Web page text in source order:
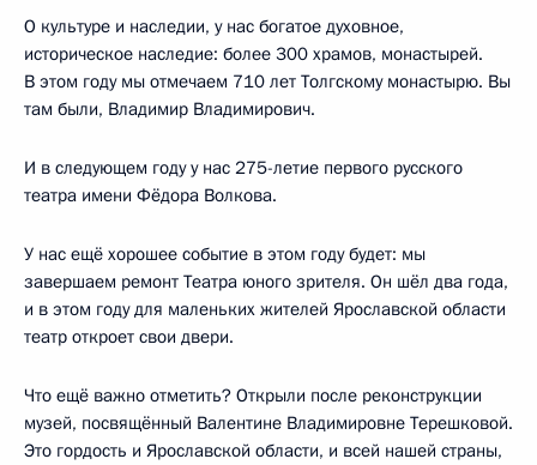
О культуре и наследии, у нас богатое духовное,
историческое наследие: более 300 храмов, монастырей.
В этом году мы отмечаем 710 лет Толгскому монастырю. Вы
там были, Владимир Владимирович.
И в следующем году у нас 275-летие первого русского
театра имени Фёдора Волкова.
У нас ещё хорошее событие в этом году будет: мы
завершаем ремонт Театра юного зрителя. Он шёл два года,
и в этом году для маленьких жителей Ярославской области
театр откроет свои двери.
Что ещё важно отметить? Открыли после реконструкции
музей, посвящённый Валентине Владимировне Терешковой.
Это гордость и Ярославской области, и всей нашей страны,